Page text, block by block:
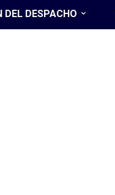
DEL DESPACHO